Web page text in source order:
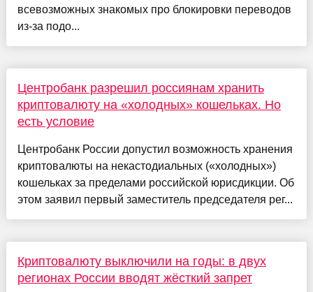
всевозможных знакомых про блокировки переводов
из-за подо...
Центробанк разрешил россиянам хранить
криптовалюту на «холодных» кошельках. Но
есть условие
Центробанк России допустил возможность хранения
криптовалюты на некастодиальных («холодных»)
кошельках за пределами российской юрисдикции. Об
этом заявил первый заместитель председателя рег...
Криптовалюту выключили на годы: в двух
регионах России вводят жёсткий запрет